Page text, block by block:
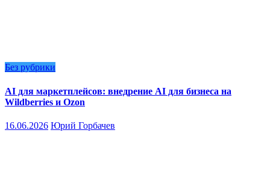
Без рубрики
AI для маркетплейсов: внедрение AI для бизнеса на
Wildberries и Ozon
16.06.2026 Юрий Горбачев